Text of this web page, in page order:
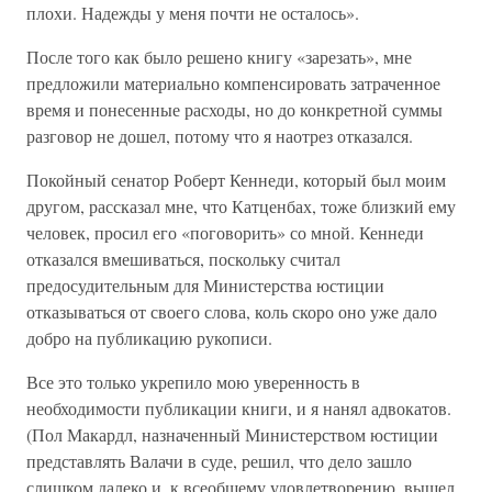
плохи. Надежды у меня почти не осталось».
После того как было решено книгу «зарезать», мне
предложили материально компенсировать затраченное
время и понесенные расходы, но до конкретной суммы
разговор не дошел, потому что я наотрез отказался.
Покойный сенатор Роберт Кеннеди, который был моим
другом, рассказал мне, что Катценбах, тоже близкий ему
человек, просил его «поговорить» со мной. Кеннеди
отказался вмешиваться, поскольку считал
предосудительным для Министерства юстиции
отказываться от своего слова, коль скоро оно уже дало
добро на публикацию рукописи.
Все это только укрепило мою уверенность в
необходимости публикации книги, и я нанял адвокатов.
(Пол Макардл, назначенный Министерством юстиции
представлять Валачи в суде, решил, что дело зашло
слишком далеко и, к всеобщему удовлетворению, вышел